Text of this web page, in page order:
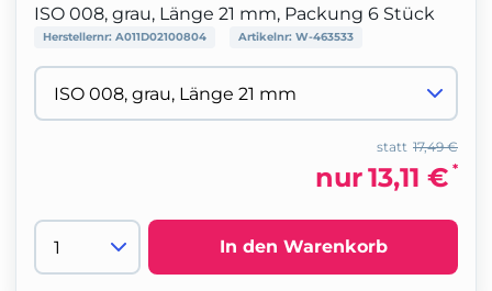
ISO 008, grau, Länge 21 mm, Packung 6 Stück
Herstellernr: A011D02100804 Artikelnr: W-463533
17,49 €
statt
nur13,11 € *
In den Warenkorb